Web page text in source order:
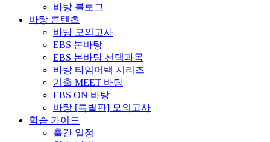
바탕 블로그
바탕 콘텐츠
바탕 모의고사
EBS 본바탕
EBS 본바탕 선택과목
바탕 타임어택 시리즈
기출 MEET 바탕
EBS ON 바탕
바탕 [특별판] 모의고사
학습 가이드
출간 일정